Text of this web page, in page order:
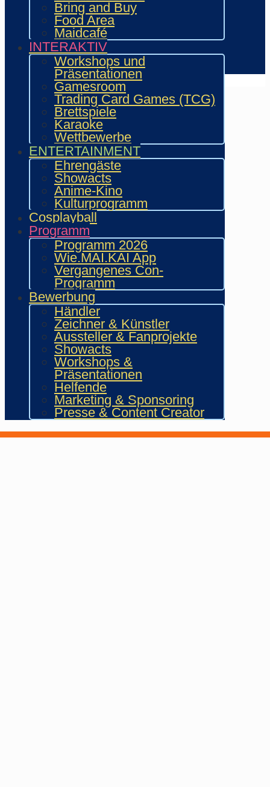
Bring and Buy
Food Area
Maidcafé
INTERAKTIV
Workshops und
Präsentationen
Gamesroom
Trading Card Games (TCG)
Brettspiele
Karaoke
Wettbewerbe
ENTERTAINMENT
Ehrengäste
Showacts
Anime-Kino
Kulturprogramm
Cosplayball
Programm
Programm 2026
Wie.MAI.KAI App
Vergangenes Con-
Programm
Bewerbung
Händler
Zeichner & Künstler
Aussteller & Fanprojekte
Showacts
Workshops &
Präsentationen
Helfende
Marketing & Sponsoring
Presse & Content Creator
Helfende
Marketing & Sponsoring
Presse & Content Creator
Verein wie.mai.kai e. V
Kontakt